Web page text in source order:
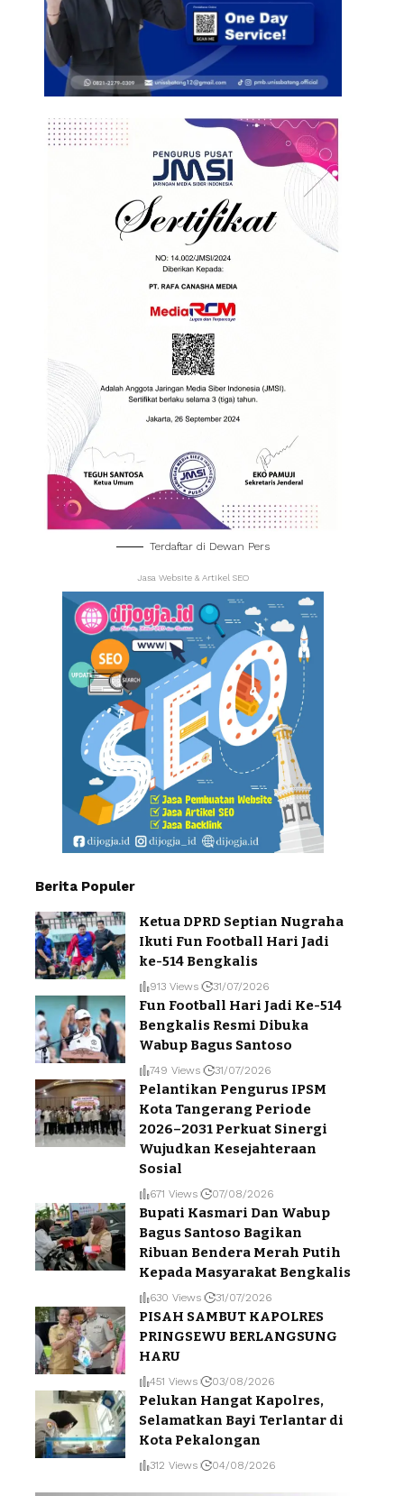
Terdaftar di Dewan Pers
Jasa Website & Artikel SEO
Berita Populer
Ketua DPRD Septian Nugraha
Ikuti Fun Football Hari Jadi
ke-514 Bengkalis
913 Views 31/07/2026
Fun Football Hari Jadi Ke-514
Bengkalis Resmi Dibuka
Wabup Bagus Santoso
749 Views 31/07/2026
Pelantikan Pengurus IPSM
Kota Tangerang Periode
2026–2031 Perkuat Sinergi
Wujudkan Kesejahteraan
Sosial
671 Views 07/08/2026
Bupati Kasmari Dan Wabup
Bagus Santoso Bagikan
Ribuan Bendera Merah Putih
Kepada Masyarakat Bengkalis
630 Views 31/07/2026
PISAH SAMBUT KAPOLRES
PRINGSEWU BERLANGSUNG
HARU
451 Views 03/08/2026
Pelukan Hangat Kapolres,
Selamatkan Bayi Terlantar di
Kota Pekalongan
312 Views 04/08/2026